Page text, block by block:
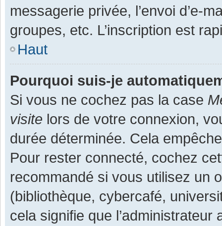
messagerie privée, l’envoi d’e-
groupes, etc. L’inscription est
Haut
Pourquoi suis-je
Si vous ne cochez pas la case
visite lors de votre connexion,
durée déterminée. Cela
Pour rester connecté, cochez
recommandé si vous utilisez un
(bibliothèque, cybercafé,
cela signifie que